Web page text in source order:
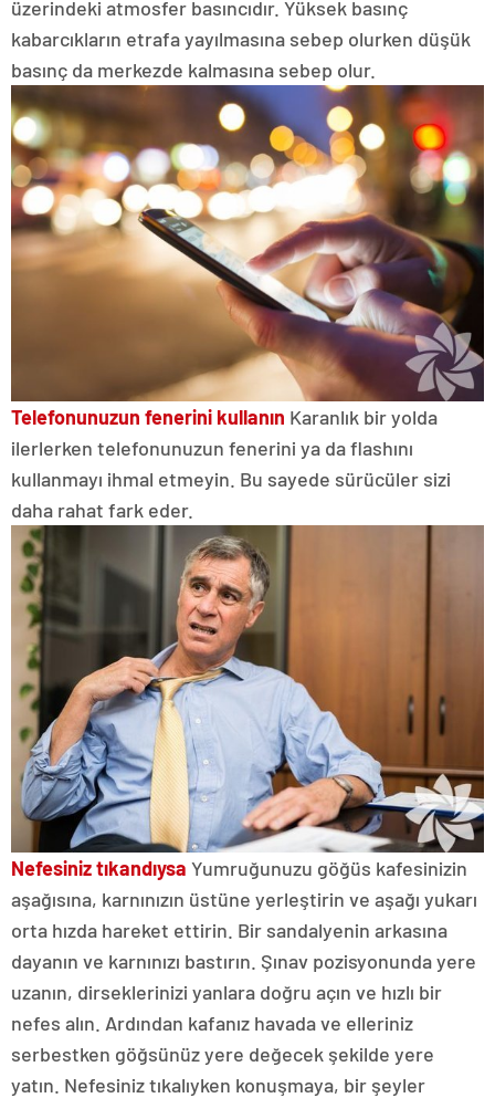
üzerindeki atmosfer basıncıdır. Yüksek basınç
kabarcıkların etrafa yayılmasına sebep olurken düşük
basınç da merkezde kalmasına sebep olur.
Telefonunuzun fenerini kullanın Karanlık bir yolda
ilerlerken telefonunuzun fenerini ya da flashını
kullanmayı ihmal etmeyin. Bu sayede sürücüler sizi
daha rahat fark eder.
Nefesiniz tıkandıysa Yumruğunuzu göğüs kafesinizin
aşağısına, karnınızın üstüne yerleştirin ve aşağı yukarı
orta hızda hareket ettirin. Bir sandalyenin arkasına
dayanın ve karnınızı bastırın. Şınav pozisyonunda yere
uzanın, dirseklerinizi yanlara doğru açın ve hızlı bir
nefes alın. Ardından kafanız havada ve elleriniz
serbestken göğsünüz yere değecek şekilde yere
yatın. Nefesiniz tıkalıyken konuşmaya, bir şeyler